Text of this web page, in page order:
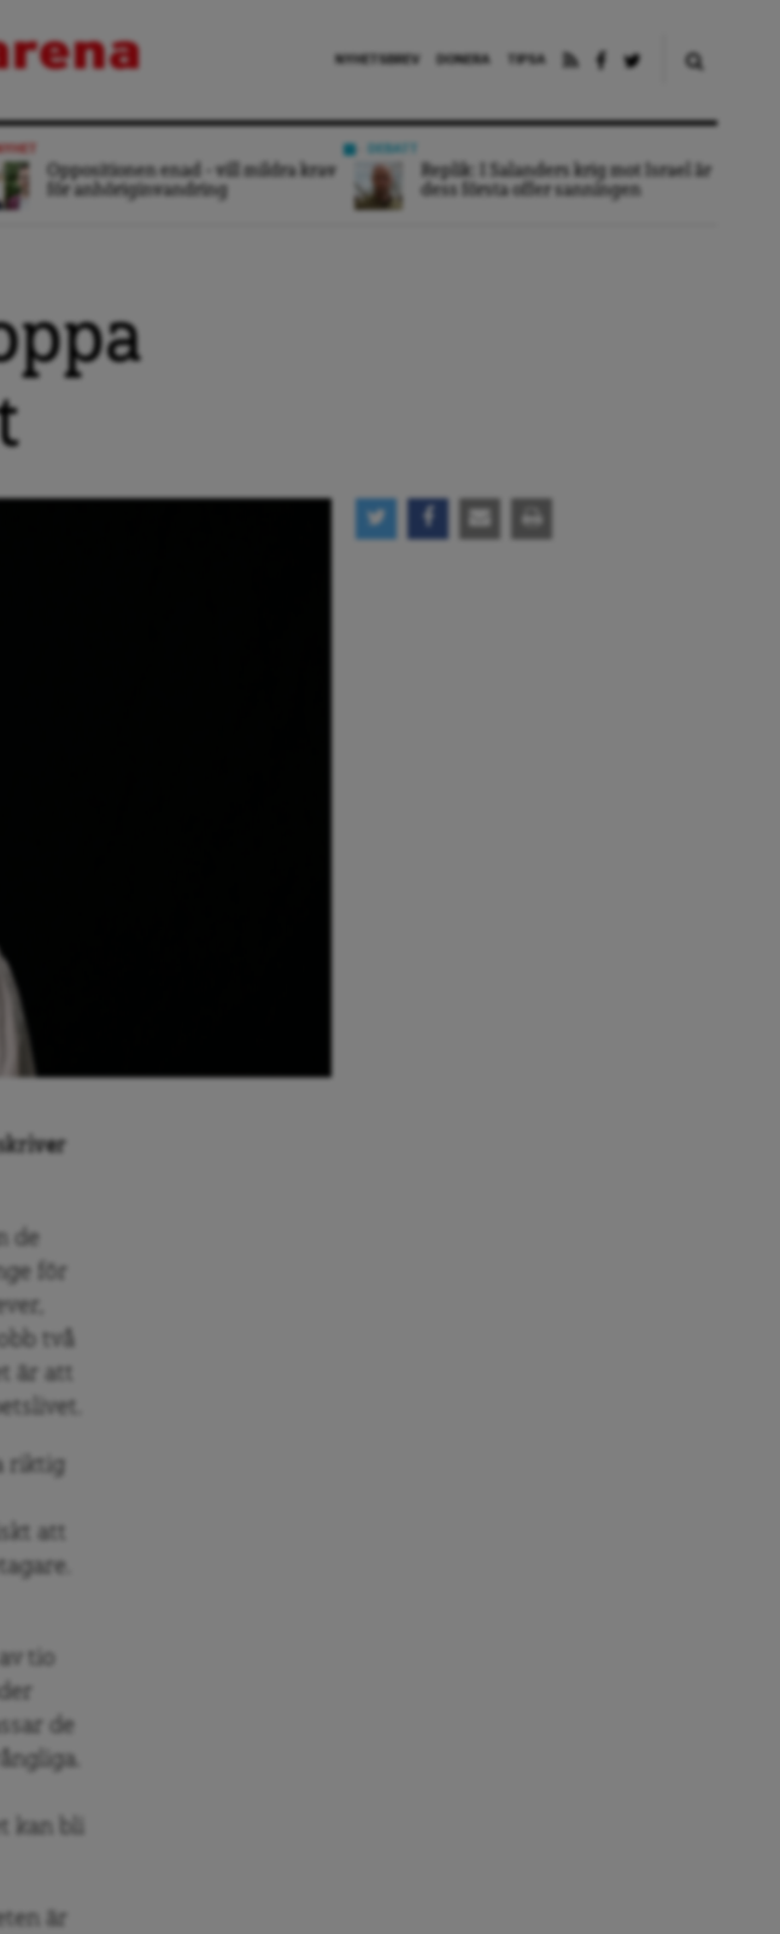
NYHETSBREV DONERA TIPSA
Oppositionen enad – vill mildra krav
för anhöriginvandring
Replik: I Salanders krig mot Israel är
dess första offer sanningen
de
för
två
är att
riktig
att
tio
de
kan bli
är